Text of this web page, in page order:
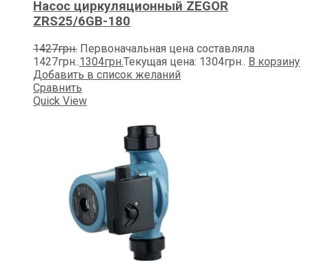
Насос циркуляционный ZEGOR
ZRS25/6GB-180
1427грн. Первоначальная цена составляла
1427грн..1304грн.Текущая цена: 1304грн.. В корзину
Добавить в список желаний
Сравнить
Quick View